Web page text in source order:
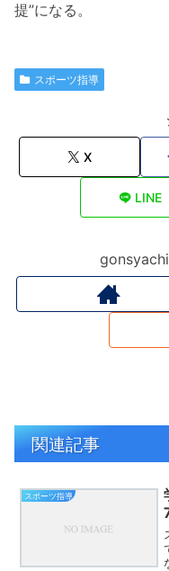
提”になる。
スポーツ指導
X
LINE
関連記事
スポーツ指導